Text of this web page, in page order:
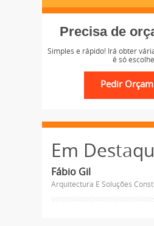
Precisa de
Simples e rápido! Irá obter
é só
Em
Fábio Gil
Arquitectura E Soluções